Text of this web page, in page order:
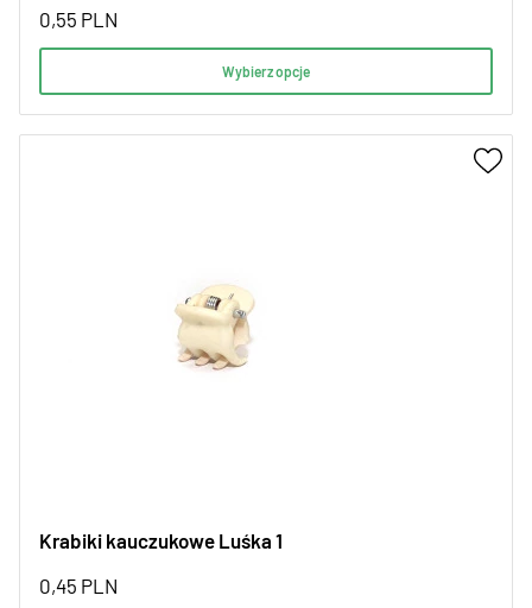
0,55 PLN
Wybierz opcje
Krabiki kauczukowe Luśka 1
0,45 PLN